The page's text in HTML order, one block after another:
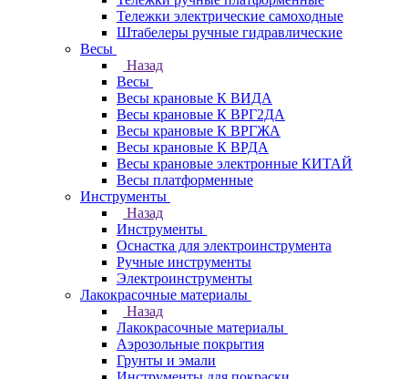
Тележки электрические самоходные
Штабелеры ручные гидравлические
Весы
Назад
Весы
Весы крановые К ВИДА
Весы крановые К ВРГ2ДА
Весы крановые К ВРГЖА
Весы крановые К ВРДА
Весы крановые электронные КИТАЙ
Весы платформенные
Инструменты
Назад
Инструменты
Оснастка для электроинструмента
Ручные инструменты
Электроинструменты
Лакокрасочные материалы
Назад
Лакокрасочные материалы
Аэрозольные покрытия
Грунты и эмали